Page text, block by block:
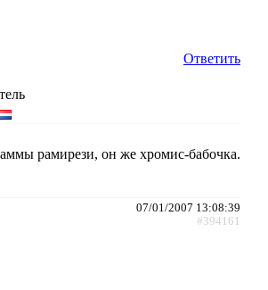
Ответить
рамирези, он же хромис-бабочка.
07/01/2007 13:08:39
#394161